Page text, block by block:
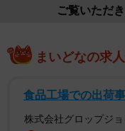
ご覧いただ
まいどなの求
食品工場での出荷
株式会社グロップジ